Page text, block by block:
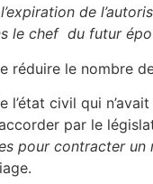
de
le chef du futur
réduire le nombre
l’état civil qui
accorder par le
pour contracter un